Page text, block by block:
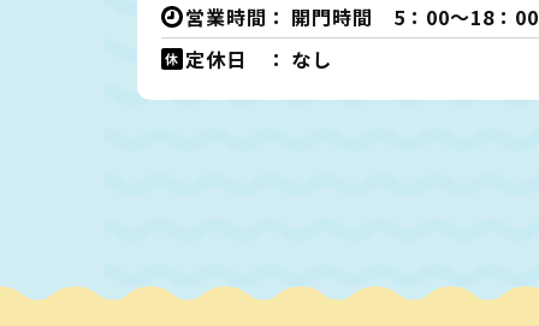
営業時間： 開門時間 5：00～18：00
定休日 ： なし